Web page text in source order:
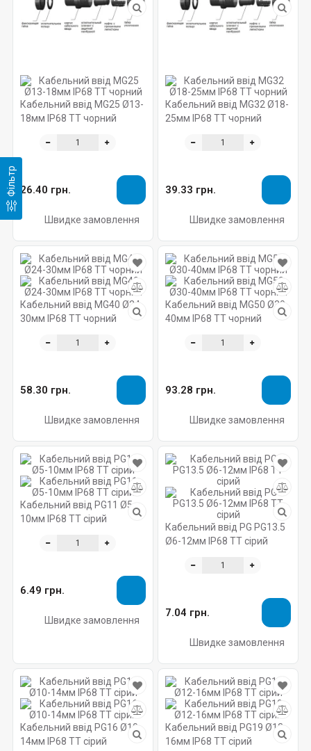
Фільтр
Кабельний ввід MG25 Ø13-
18мм IP68 TT чорний
26.40 грн.
Швидке замовлення
Кабельний ввід MG32 Ø18-
25мм IP68 TT чорний
39.33 грн.
Швидке замовлення
Кабельний ввід MG40 Ø24-
30мм IP68 TT чорний
58.30 грн.
Швидке замовлення
Кабельний ввід MG50 Ø30-
40мм IP68 TT чорний
93.28 грн.
Швидке замовлення
Кабельний ввід PG11 Ø5-
10мм IP68 TT сірий
6.49 грн.
Швидке замовлення
Кабельний ввід PG PG13.5
Ø6-12мм IP68 TT сірий
7.04 грн.
Швидке замовлення
Кабельний ввід PG16 Ø10-
14мм IP68 TT сірий
Кабельний ввід PG19 Ø12-
16мм IP68 TT сірий